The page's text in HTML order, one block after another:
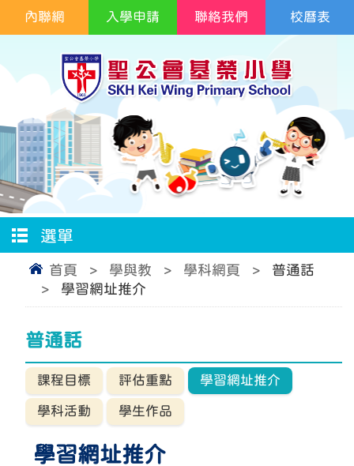
校曆表
內聯網 入學申請 聯絡我們
選單
首頁 > 學與教 > 學科網頁 >
普通話
>
學習網址推介
普通話
課程目標 評估重點 學習網址推介
學科活動 學生作品
學習網址推介